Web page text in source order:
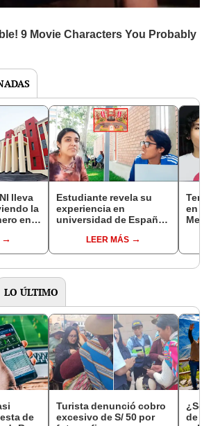
lleva
la
en
Estudiante revela su
experiencia en
universidad de España
come entera a Europa"
LEER MÁS
en
un
LO ÚLTIMO
de
Turista denunció cobro
excesivo de S/ 50 por
¿Se
de